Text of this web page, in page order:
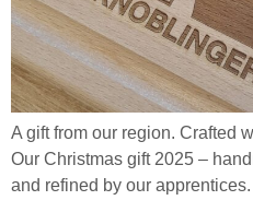
A gift from our region. Crafted
Our Christmas gift 2025 –
and refined by our apprentices.